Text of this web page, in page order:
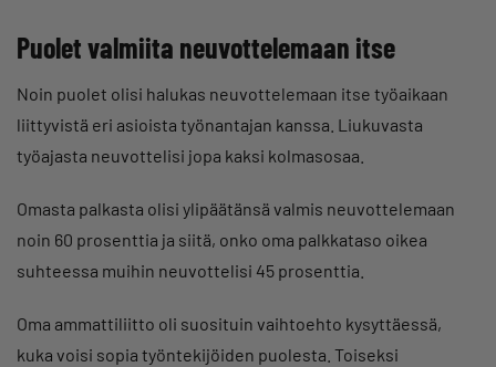
Puolet valmiita neuvottelemaan itse
Noin puolet olisi halukas neuvottelemaan itse työaikaan
liittyvistä eri asioista työnantajan kanssa. Liukuvasta
työajasta neuvottelisi jopa kaksi kolmasosaa.
Omasta palkasta olisi ylipäätänsä valmis neuvottelemaan
noin 60 prosenttia ja siitä, onko oma palkkataso oikea
suhteessa muihin neuvottelisi 45 prosenttia.
Oma ammattiliitto oli suosituin vaihtoehto kysyttäessä,
kuka voisi sopia työntekijöiden puolesta. Toiseksi